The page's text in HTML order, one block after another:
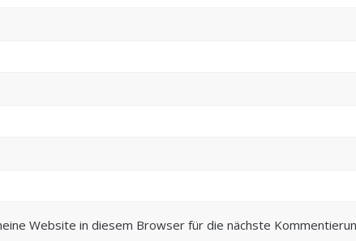
Website in diesem Browser für die nächste